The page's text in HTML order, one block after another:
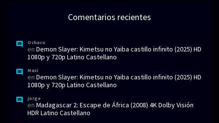
Comentarios recientes
Ochaco
en Demon Slayer: Kimetsu no Yaiba castillo infinito (2025) HD
1080p y 720p Latino Castellano
Maxi
en Demon Slayer: Kimetsu no Yaiba castillo infinito (2025) HD
1080p y 720p Latino Castellano
jorge
en Madagascar 2: Escape de África (2008) 4K Dolby Visión
HDR Latino Castellano